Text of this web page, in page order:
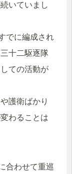
いていまし
でに編成され
十二駆逐隊
ての活動が
護衛ばかり
わることは
合わせて重巡